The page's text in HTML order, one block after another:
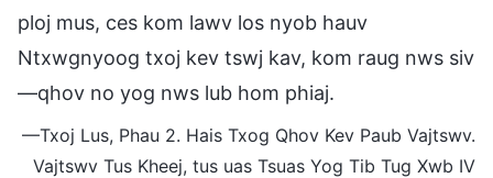
ploj mus, ces kom lawv los nyob hauv
Ntxwgnyoog txoj kev tswj kav, kom raug nws siv
—qhov no yog nws lub hom phiaj.
—Txoj Lus, Phau 2. Hais Txog Qhov Kev Paub Vajtswv.
Vajtswv Tus Kheej, tus uas Tsuas Yog Tib Tug Xwb IV